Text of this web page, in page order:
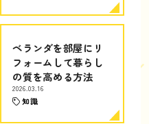
ベランダを部屋にリ
フォームして暮らし
の質を高める方法
2026.03.16
知識